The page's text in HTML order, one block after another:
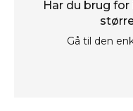
Har du brug
Gå til den